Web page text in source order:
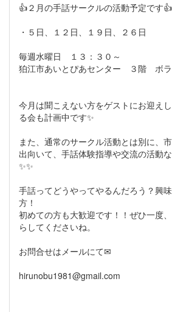
👍２月の手話サークルの活動予定です👍
・５日、１２日、１９日、２６日
毎週水曜日 １３：３０～
狛江市あいとぴあセンター ３階 ボラ
今月は聞こえない方をゲストにお迎え
る会も計画中です✨
また、通常のサークル活動とは別に、
出向いて、手話体験指導や交流の活動
✨✨
手話ってどうやってやるんだろう？興
方！
初めての方も大歓迎です！！ぜひ一度
らしてくださいね。
お問合せはメールにて✉
hirunobu1981@gmail.com